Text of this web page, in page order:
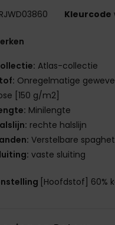
Kleurcode
Atlas-collectie
Onregelmatige
[150 g/m2]
Minilengte
rechte halslijn
Verstelbare
vaste sluiting
[Hoofdstof] 60%